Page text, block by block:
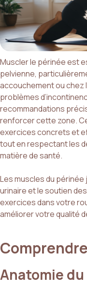
Muscler le périnée est
pelvienne,
accouchement ou chez
problèmes
recommandations
renforcer cette zone.
exercices concrets et
tout en respectant les
matière de santé.
Les muscles du
urinaire et le soutien
exercices dans votre
améliorer votre qualité
Anatomie